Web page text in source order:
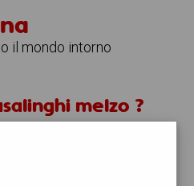
il mondo intorno
melzo ?